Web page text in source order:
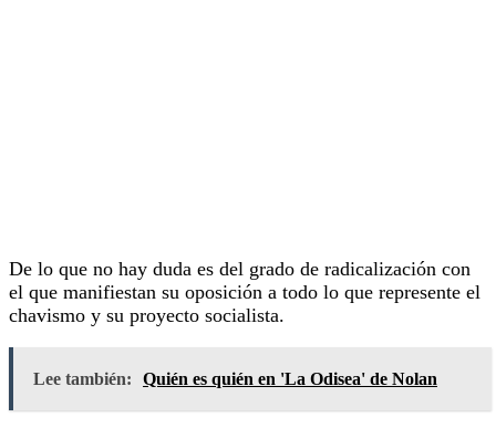
De lo que no hay duda es del grado de radicalización con
el que manifiestan su oposición a todo lo que represente el
chavismo y su proyecto socialista.
Lee también: Quién es quién en 'La Odisea' de Nolan